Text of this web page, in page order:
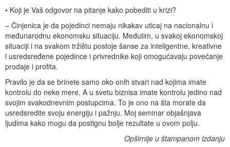
• Koji je Vaš odgovor na pitanje kako pobediti u krizi?
– Činjenica je da pojedinci nemaju nikakav uticaj na nacionalnu i
međunarodnu ekonomsku situaciju. Međutim, u svakoj ekonomskoj
situaciji i na svakom tržištu postoje šanse za inteligentne, kreativne
i usredsređene pojedince i privrednike koji omogućavaju povećanje
prodaje i profita.
Pravilo je da se brinete samo oko onih stvari nad kojima imate
kontrolu do neke mere. A u svetu biznisa imate kontrolu jedino nad
svojim svakodnevnim postupcima. To je ono na šta morate da
usredsredite svoju energiju i pažnju. Moj seminar objašnjava
ljudima kako mogu da postignu bolje rezultate u ovom polju.
Opširnije u štampanom izdanju